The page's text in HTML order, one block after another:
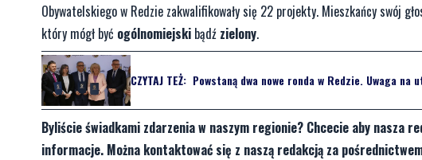
Obywatelskiego w Redzie zakwalifikowały się 22 projekty. Mieszkańcy swój
który mógł być ogólnomiejski bądź zielony.
CZYTAJ TEŻ: Powstaną dwa nowe ronda w Redzie. Uwaga na
Byliście świadkami zdarzenia w naszym regionie? Chcecie aby nasza
informacje. Można kontaktować się z naszą redakcją za